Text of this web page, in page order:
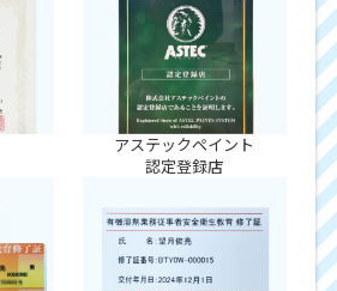
アステックペイント
認定登録店